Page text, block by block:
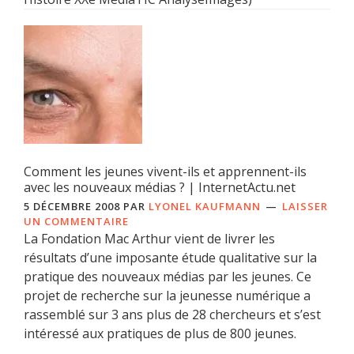
Comment les jeunes vivent-ils et apprennent-ils
avec les nouveaux médias ? | InternetActu.net
5 DÉCEMBRE 2008 PAR LYONEL KAUFMANN
LAISSER
UN COMMENTAIRE
La Fondation Mac Arthur vient de livrer les
résultats d’une imposante étude qualitative sur la
pratique des nouveaux médias par les jeunes. Ce
projet de recherche sur la jeunesse numérique a
rassemblé sur 3 ans plus de 28 chercheurs et s’est
intéressé aux pratiques de plus de 800 jeunes.